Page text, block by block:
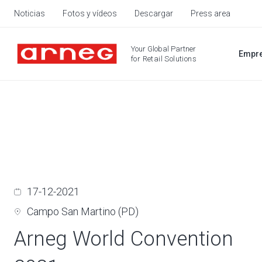
Noticias Fotos y vídeos Descargar Press area
Your Global Partner
for Retail Solutions
17-12-2021
Campo San Martino (PD)
Arneg World Convention